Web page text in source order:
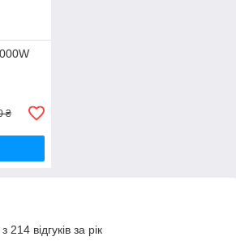
₴
відгуків за рік